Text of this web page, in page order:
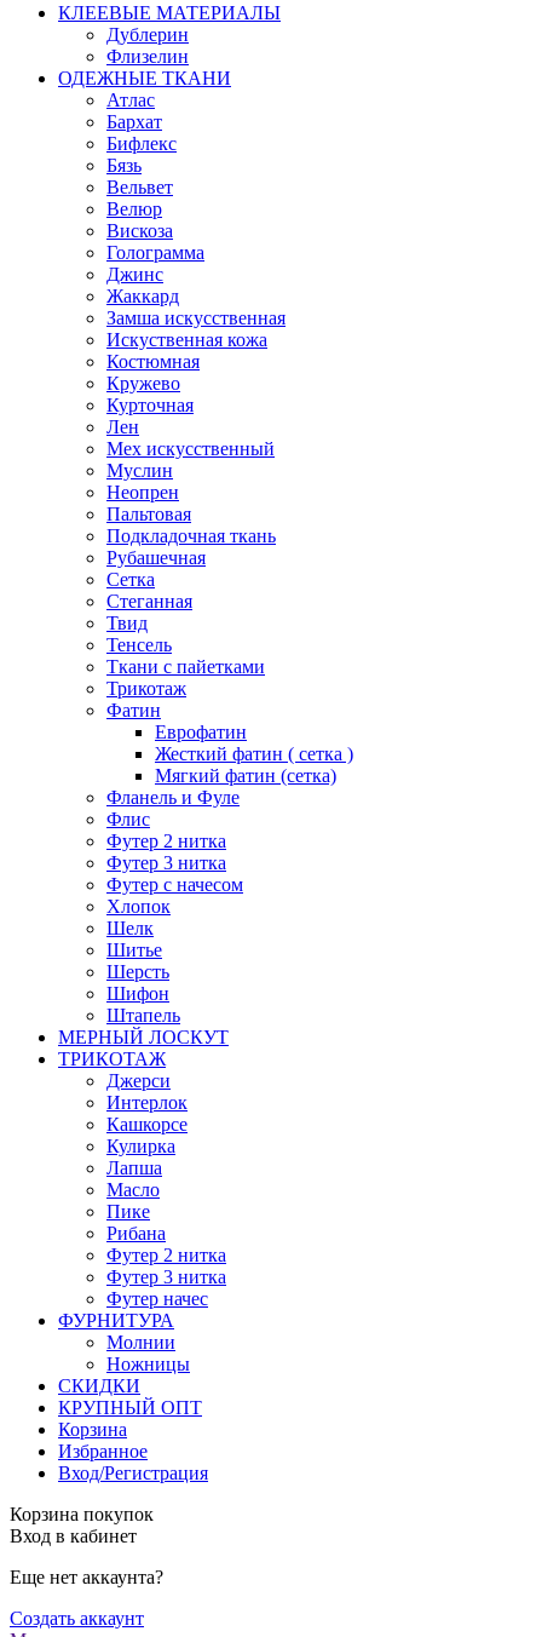
КЛЕЕВЫЕ МАТЕРИАЛЫ
Дублерин
Флизелин
ОДЕЖНЫЕ ТКАНИ
Атлас
Бархат
Бифлекс
Бязь
Вельвет
Велюр
Вискоза
Голограмма
Джинс
Жаккард
Замша искусственная
Искуственная кожа
Костюмная
Кружево
Курточная
Лен
Мех искусственный
Муслин
Неопрен
Пальтовая
Подкладочная ткань
Рубашечная
Сетка
Стеганная
Твид
Тенсель
Ткани с пайетками
Трикотаж
Фатин
Еврофатин
Жесткий фатин ( сетка )
Мягкий фатин (сетка)
Фланель и Фуле
Флис
Футер 2 нитка
Футер 3 нитка
Футер с начесом
Хлопок
Шелк
Шитье
Шерсть
Шифон
Штапель
МЕРНЫЙ ЛОСКУТ
ТРИКОТАЖ
Джерси
Интерлок
Кашкорсе
Кулирка
Лапша
Масло
Пике
Рибана
Футер 2 нитка
Футер 3 нитка
Футер начес
ФУРНИТУРА
Молнии
Ножницы
СКИДКИ
КРУПНЫЙ ОПТ
Корзина
Избранное
Вход/Регистрация
Корзина покупок
Вход в кабинет
Еще нет аккаунта?
Создать аккаунт